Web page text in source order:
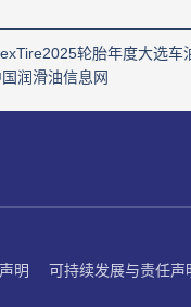
轮胎年度大选车
国润滑油信息网
明
可持续发展与责任声